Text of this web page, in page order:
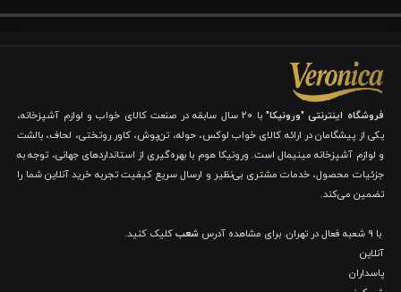
خنک) به لطف همین طراحی، جلوه‌ای حرفه‌ای و اشتهابرانگیز پیدا
می‌کند. از نظر کاربرد، این لیوان برای سرو نوشیدنی‌های بلند مثل:
آب
آبمیوه
نوشیدنی‌های خنک
لیموناد یا موهیتو
دسرهای لایه‌ای و پارفه‌ها
بسیار ایده‌آل است. هم شیک است، هم سبک، هم خوش‌دست، و هم
قابلیت دکوراتیو دارد؛ یعنی حتی بدون استفاده هم می‌تواند روی میز یا
ویترین بدرخشد. اگر دنبال لیوانی هستید که وقار، ظرافت و کیفیت را
یک‌جا داشته باشد، این مدل انتخابی دقیق و کاملاً ارزشمند است.
فروشگاه اینترنتی "ورونیکا"
با ۲۰ سال سابقه در صنعت کالای خواب و لوازم آشپزخانه،
یکی از پیشگامان در ارائه کالای خواب لوکس، حوله، تن‌پوش، کاور روتختی، لحاف، بالشت
و لوازم آشپزخانه مینیمال است. ورونیکا هوم با بهره‌گیری از استانداردهای جهانی، توجه به
جزئیات محصول، خدمات مشتری بی‌نظیر و ارسال سریع کیفیت تجربه خرید آنلاین شما را
تضمین می‌کند.
با 9 شعبه فعال در تهران. برای مشاهده آدرس شعبکلیک کنید.
آنلاین
پاسداران